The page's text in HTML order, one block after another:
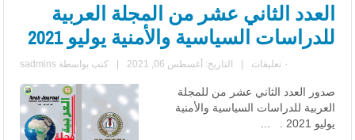
العدد الثاني عشر من المجلة العربية
للدراسات السياسية والأمنية يوليو 2021
كتب بواسطة sadmins | التاريخ: أغسطس 06, 2021 | ٠ تعليقات
صدور العدد الثاني عشر من للمجلة
العربية للدراسات السياسية والأمنية
يوليو 2021 . ...